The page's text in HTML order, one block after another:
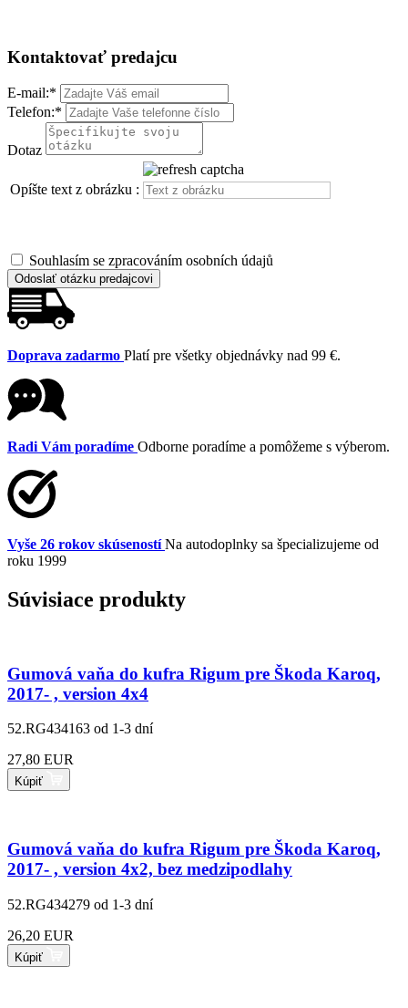
Kontaktovať predajcu
E-mail:*
Telefon:*
Dotaz
Opíšte text z obrázku :
Souhlasím se zpracováním osobních údajů
Odoslať otázku predajcovi
Doprava zadarmo Platí pre všetky objednávky nad 99 €.
Radi Vám poradíme Odborne poradíme a pomôžeme s výberom.
Vyše 26 rokov skúseností Na autodoplnky sa špecializujeme od
roku 1999
Súvisiace produkty
Gumová vaňa do kufra Rigum pre Škoda Karoq,
2017- , version 4x4
52.RG434163 od 1-3 dní
27,80 EUR
Kúpiť
Gumová vaňa do kufra Rigum pre Škoda Karoq,
2017- , version 4x2, bez medzipodlahy
52.RG434279 od 1-3 dní
26,20 EUR
Kúpiť